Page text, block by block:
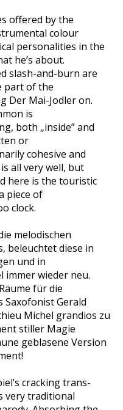
offered by the
colour
personalities in the
he’s about.
slash-and-burn are
part of the
Der Mai-Jodler on.
is
both „inside” and
or
cohesive and
all very well, but
here is the touristic
piece of
clock.
melodischen
beleuchtet diese in
und in
immer wieder neu.
für die
Saxofonist Gerald
Michel grandios zu
stiller Magie
geblasene Version
cracking trans-
very traditional